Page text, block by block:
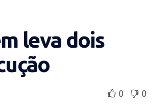
leva dois
0 0